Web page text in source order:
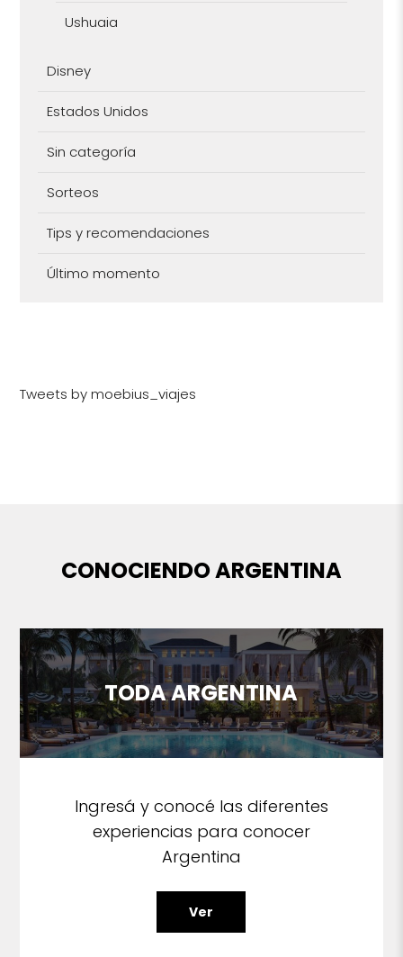
Ushuaia
Disney
Estados Unidos
Sin categoría
Sorteos
Tips y recomendaciones
Último momento
Tweets by moebius_viajes
CONOCIENDO ARGENTINA
TODA ARGENTINA
Ingresá y conocé las diferentes
experiencias para conocer
Argentina
Ver